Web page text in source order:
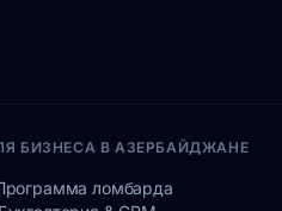
БИЗНЕСА В АЗЕРБАЙДЖАНЕ
ломбарда